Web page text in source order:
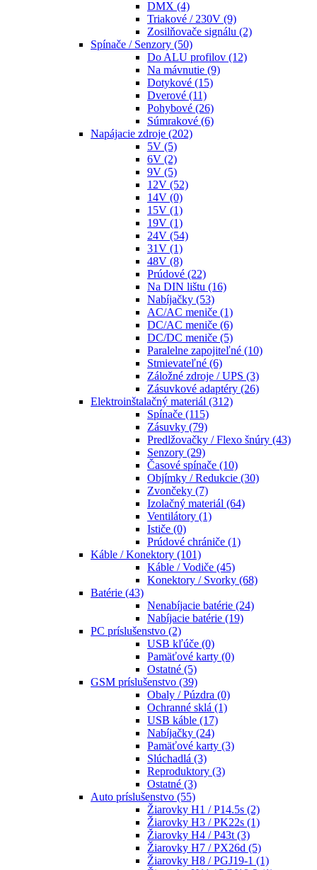
DMX (4)
Triakové / 230V (9)
Zosilňovače signálu (2)
Spínače / Senzory (50)
Do ALU profilov (12)
Na mávnutie (9)
Dotykové (15)
Dverové (11)
Pohybové (26)
Súmrakové (6)
Napájacie zdroje (202)
5V (5)
6V (2)
9V (5)
12V (52)
14V (0)
15V (1)
19V (1)
24V (54)
31V (1)
48V (8)
Prúdové (22)
Na DIN lištu (16)
Nabíjačky (53)
AC/AC meniče (1)
DC/AC meniče (6)
DC/DC meniče (5)
Paralelne zapojiteľné (10)
Stmievateľné (6)
Záložné zdroje / UPS (3)
Zásuvkové adaptéry (26)
Elektroinštalačný materiál (312)
Spínače (115)
Zásuvky (79)
Predlžovačky / Flexo šnúry (43)
Senzory (29)
Časové spínače (10)
Objímky / Redukcie (30)
Zvončeky (7)
Izolačný materiál (64)
Ventilátory (1)
Ističe (0)
Prúdové chrániče (1)
Káble / Konektory (101)
Káble / Vodiče (45)
Konektory / Svorky (68)
Batérie (43)
Nenabíjacie batérie (24)
Nabíjacie batérie (19)
PC príslušenstvo (2)
USB kľúče (0)
Pamäťové karty (0)
Ostatné (5)
GSM príslušenstvo (39)
Obaly / Púzdra (0)
Ochranné sklá (1)
USB káble (17)
Nabíjačky (24)
Pamäťové karty (3)
Slúchadlá (3)
Reproduktory (3)
Ostatné (3)
Auto príslušenstvo (55)
Žiarovky H1 / P14.5s (2)
Žiarovky H3 / PK22s (1)
Žiarovky H4 / P43t (3)
Žiarovky H7 / PX26d (5)
Žiarovky H8 / PGJ19-1 (1)